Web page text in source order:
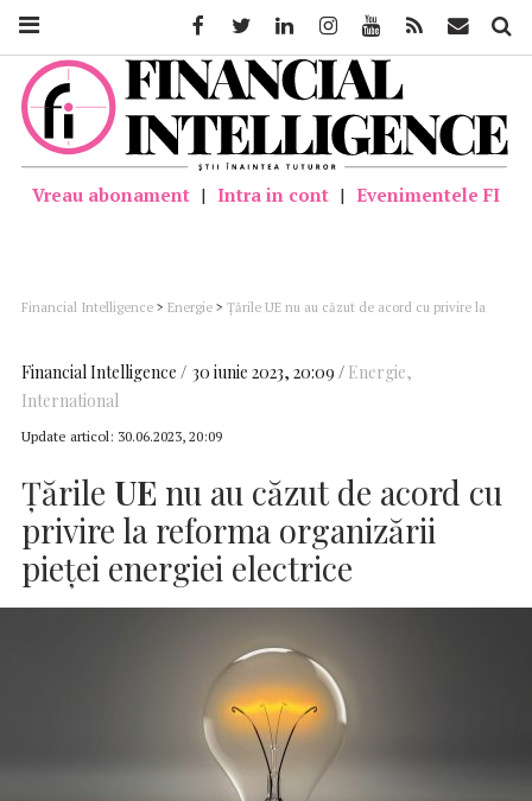
Vreau abonament | Intra in cont | Evenimentele FI
Financial Intelligence > Energie > Ţările UE nu au căzut de acord cu privire la
Financial Intelligence 30 iunie 2023, 20:09 Energie,
International
Update articol: 30.06.2023, 20:09
Ţările UE nu au căzut de acord cu
privire la reforma organizării
pieţei energiei electrice
FacebookTwitter LinkedinInstagramYoutube Feed Mail